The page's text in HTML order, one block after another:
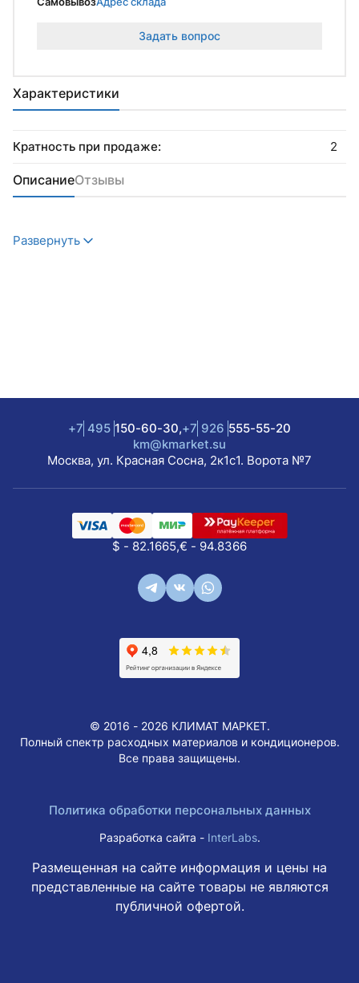
Характеристики
Кратность при продаже: 2
Задать вопрос
ОписаниеОтзывы
Развернуть
+7 495 150-60-30,+7 926 555-55-20
km@kmarket.su
Москва, ул. Красная Сосна, 2к1с1. Ворота №7
$ - 82.1665,€ - 94.8366
© 2016 - 2026 КЛИМАТ МАРКЕТ.
Полный спектр расходных материалов и кондиционеров.
Все права защищены.
Политика обработки персональных данных
Разработка сайта - InterLabs.
Размещенная на сайте информация и цены на
представленные на сайте товары не являются
публичной офертой.